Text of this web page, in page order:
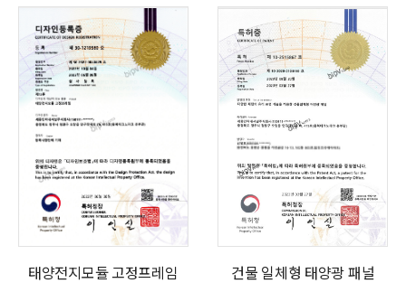
태양전지모듈 고정프레임 건물 일체형 태양광 패널